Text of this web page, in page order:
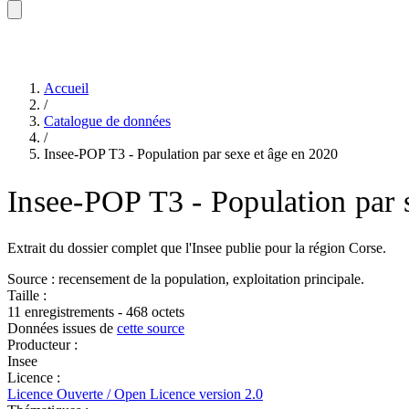
Accueil
/
Catalogue de données
/
Insee-POP T3 - Population par sexe et âge en 2020
Insee-POP T3 - Population par
Extrait du dossier complet que l'Insee publie pour la région Corse.
Source : recensement de la population, exploitation principale.
Taille :
11 enregistrements - 468 octets
Données issues de cette source
Producteur :
Insee
Licence :
Licence Ouverte / Open Licence version 2.0